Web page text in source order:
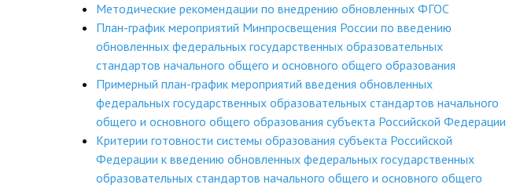
Методические рекомендации по внедрению обновленных ФГОС
План-график мероприятий Минпросвещения России по введению
обновленных федеральных государственных образовательных
стандартов начального общего и основного общего образования
Примерный план-график мероприятий введения обновленных
федеральных государственных образовательных стандартов начального
общего и основного общего образования субъекта Российской Федерации
Критерии готовности системы образования субъекта Российской
Федерации к введению обновленных федеральных государственных
образовательных стандартов начального общего и основного общего